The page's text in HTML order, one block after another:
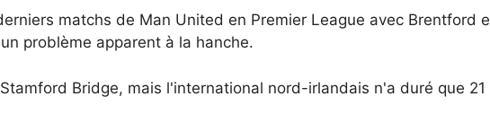
matchs de Man United en Premier League avec Brentford
problème apparent à la hanche.
Bridge, mais l'international nord-irlandais n'a duré que